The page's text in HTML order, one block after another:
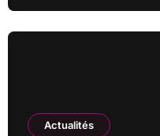
Actualités